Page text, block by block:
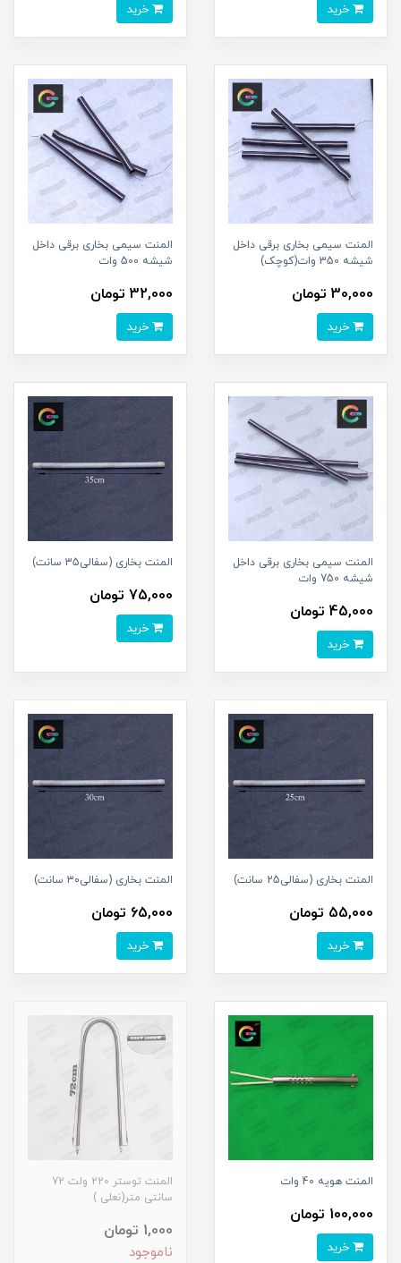
المنت سیمی بخاری برقی داخل
شیشه 350 وات(کوچک)
30,000 تومان
المنت سیمی بخاری برقی داخل
شیشه 500 وات
32,000 تومان
المنت سیمی بخاری برقی داخل
شیشه 750 وات
45,000 تومان
المنت بخاری (سفالی35 سانت)
75,000 تومان
المنت بخاری (سفالی25 سانت)
55,000 تومان
المنت بخاری (سفالی۳۰ سانت)
65,000 تومان
المنت هویه 40 وات
100,000 تومان
المنت توستر 220 ولت 72
سانتی متر(نعلی )
1,000 تومان
ناموجود